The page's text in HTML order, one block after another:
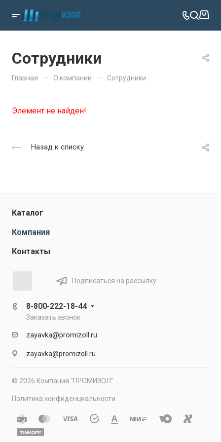
Сотрудники
Главная — О компании — Сотрудники
Элемент не найден!
Назад к списку
Каталог
Компания
Контакты
Подписаться на рассылку
8-800-222-18-44
Заказать звонок
zayavka@promizoll.ru
zayavka@promizoll.ru
© 2026 Компания "ПРОМИЗОЛ"
Политика конфиденциальности